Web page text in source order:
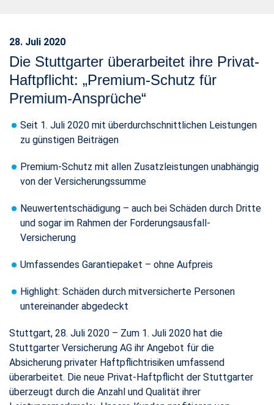
28. Juli 2020
Die Stuttgarter überarbeitet ihre Privat-
Haftpflicht: „Premium-Schutz für
Premium-Ansprüche“
Seit 1. Juli 2020 mit überdurchschnittlichen Leistungen
zu günstigen Beiträgen
Premium-Schutz mit allen Zusatzleistungen unabhängig
von der Versicherungssumme
Neuwertentschädigung – auch bei Schäden durch Dritte
und sogar im Rahmen der Forderungsausfall-
Versicherung
Umfassendes Garantiepaket – ohne Aufpreis​​​​​​​
Highlight: Schäden durch mitversicherte Personen
untereinander abgedeckt
Stuttgart, 28. Juli 2020 – Zum 1. Juli 2020 hat die
Stuttgarter Versicherung AG ihr Angebot für die
Absicherung privater Haftpflichtrisiken umfassend
überarbeitet. Die neue Privat-Haftpflicht der Stuttgarter
überzeugt durch die Anzahl und Qualität ihrer